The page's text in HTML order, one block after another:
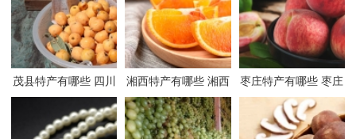
茂县特产有哪些 四川
茂县有哪些特产
湘西特产有哪些 湘西
有哪些特产
枣庄特产有哪些 枣庄
有哪些特产